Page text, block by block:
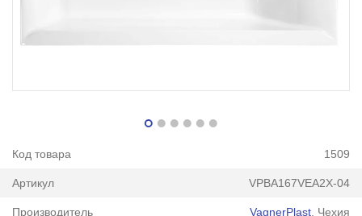
Код товара 1509
Артикул VPBA167VEA2X-04
Производитель VagnerPlast , Чехия